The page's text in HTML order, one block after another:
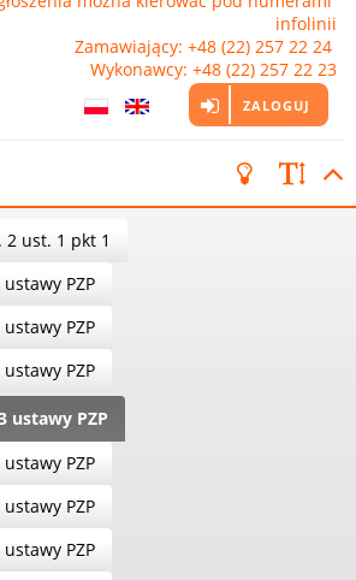
infolinii
Zamawiający: +48 (22) 257 22 24
Wykonawcy: +48 (22) 257 22 23
ZALOGUJ
2 ust. 1 pkt 1
PZP
PZP
PZP
ustawy PZP
PZP
PZP
PZP